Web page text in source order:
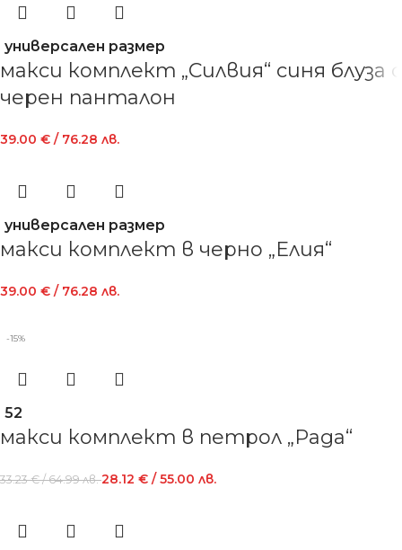
универсален размер
макси комплект „Силвия“ синя блуза с
черен панталон
39.00 € / 76.28 лв.
универсален размер
макси комплект в черно „Елия“
39.00 € / 76.28 лв.
-15%
52
макси комплект в петрол „Рада“
33.23€/ 64.99 лв.28.12 € / 55.00 лв.